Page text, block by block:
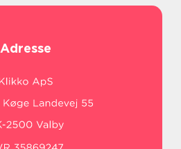
Adresse